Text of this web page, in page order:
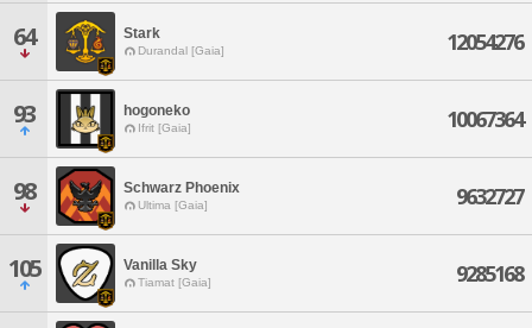
64 Stark
Durandal [Gaia] 12054276
93 hogoneko
Ifrit [Gaia] 10067364
98 Schwarz Phoenix
Ultima [Gaia] 9632727
105 Vanilla Sky
Tiamat [Gaia] 9285168